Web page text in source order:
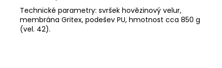
Technické parametry: svršek hovězinový velur,
membrána Gritex, podešev PU, hmotnost cca 850 g
(vel. 42).